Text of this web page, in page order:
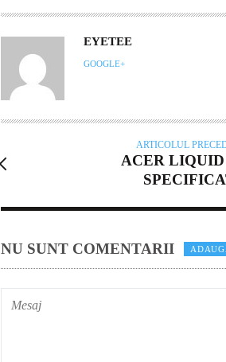
AUTOR
EYETEE
GOOGLE+
ARTICOLUL
ACER
NU SUNT COMENTARII